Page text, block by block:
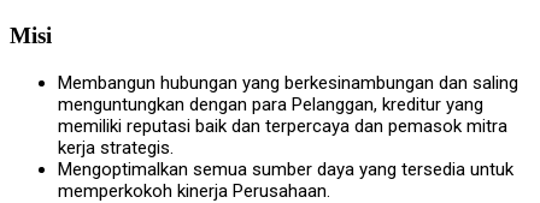
Misi
Membangun hubungan yang berkesinambungan dan saling
menguntungkan dengan para Pelanggan, kreditur yang
memiliki reputasi baik dan terpercaya dan pemasok mitra
kerja strategis.
Mengoptimalkan semua sumber daya yang tersedia untuk
memperkokoh kinerja Perusahaan.